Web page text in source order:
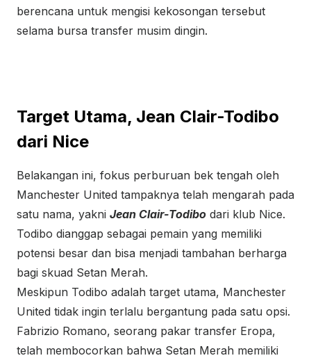
berencana untuk mengisi kekosongan tersebut
selama bursa transfer musim dingin.
Target Utama, Jean Clair-Todibo
dari Nice
Belakangan ini, fokus perburuan bek tengah oleh
Manchester United tampaknya telah mengarah pada
satu nama, yakni Jean Clair-Todibo dari klub Nice.
Todibo dianggap sebagai pemain yang memiliki
potensi besar dan bisa menjadi tambahan berharga
bagi skuad Setan Merah.
Meskipun Todibo adalah target utama, Manchester
United tidak ingin terlalu bergantung pada satu opsi.
Fabrizio Romano, seorang pakar transfer Eropa,
telah membocorkan bahwa Setan Merah memiliki